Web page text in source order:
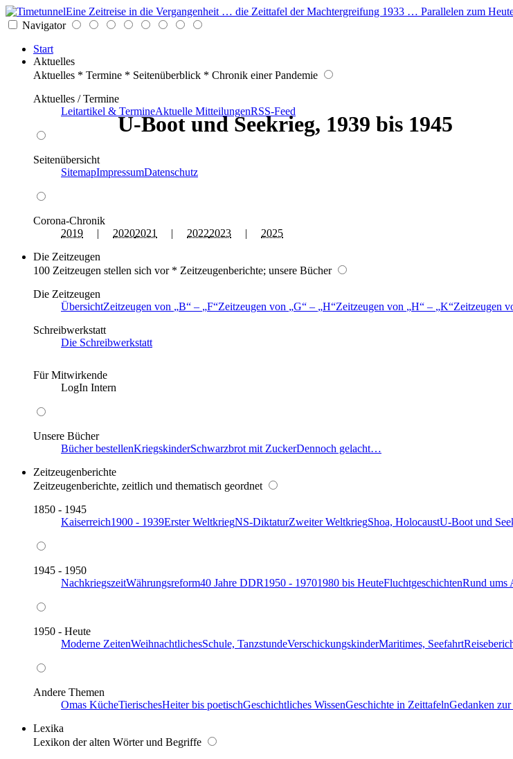
Eine Zeitreise in die Vergangenheit … die Zeittafel der Machtergreifung 1933 … Parallelen zum
Navigator
Start
Aktuelles
Aktuelles * Termine * Seitenüberblick * Chronik einer Pandemie
Aktuelles / Termine
Leitartikel & TermineAktuelle MitteilungenRSS-Feed
Seitenübersicht
SitemapImpressumDatenschutz
Corona-Chronik
2019 | 20202021 | 20222023 | 2025
Die Zeitzeugen
100 Zeitzeugen stellen sich vor * Zeitzeugenberichte; unsere Bücher
Die Zeitzeugen
ÜbersichtZeitzeugen von B – F Zeitzeugen von G – H Zeitzeugen von H – K Zeitzeugen
Schreibwerkstatt
Die Schreibwerkstatt
Für Mitwirkende
LogIn Intern
Unsere Bücher
Bücher bestellenKriegskinderSchwarzbrot mit ZuckerDennoch gelacht…
Zeitzeugenberichte
Zeitzeugenberichte, zeitlich und thematisch geordnet
1850 - 1945
Kaiserreich1900 - 1939Erster WeltkriegNS-DiktaturZweiter WeltkriegShoa, HolocaustU-Boot und
1945 - 1950
NachkriegszeitWährungsreform40 Jahre DDR1950 - 19701980 bis HeuteFluchtgeschichtenRund ums
1950 - Heute
Moderne ZeitenWeihnachtlichesSchule, TanzstundeVerschickungskinderMaritimes, Seefahrt
Andere Themen
Omas KücheTierischesHeiter bis poetischGeschichtliches WissenGeschichte in ZeittafelnGedanken
Lexika
Lexikon der alten Wörter und Begriffe
U-Boot und Seekrieg, 1939 bis 1945